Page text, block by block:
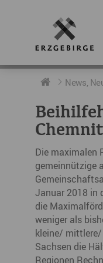
RUND UMS
Geschichte
Der
Städte im
Erzgebirgskrimi
Fakten
AKTUELLES
Neuigkeiten
DIE
Botschafter im
News,
Die maximalen
gemeinnützige
Januar 2018 in
die
weniger als
kleine/ mittlere/
Sachsen die
Regionen